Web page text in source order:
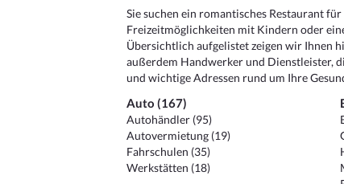
Sie suchen ein romantisches Restaurant
Freizeitmöglichkeiten mit Kindern oder
Übersichtlich aufgelistet zeigen wir Ihnen
außerdem Handwerker und Dienstleister,
und wichtige Adressen rund um Ihre
Auto (167)
Autohändler (95)
Autovermietung (19)
Fahrschulen (35)
Werkstätten (18)